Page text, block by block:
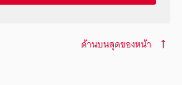
ด้านบนสุดของหน้า